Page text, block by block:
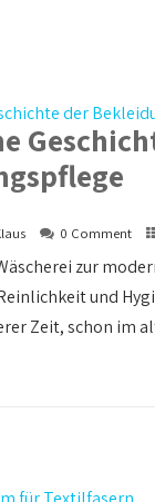
0 Comment
zur
und
Zeit, schon im